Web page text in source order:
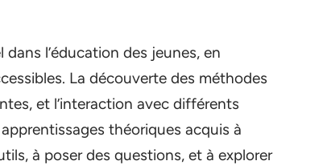
l’éducation des jeunes, en
La découverte des méthodes
et l’interaction avec différents
théoriques acquis à
à poser des questions, et à explorer